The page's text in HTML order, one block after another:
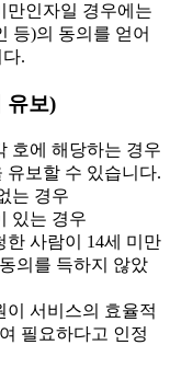
인자일 경우에는
등)의 동의를 얻어
.
유보)
호에 해당하는 경우
유보할 수 있습니다.
는 경우
있는 경우
한 사람이 14세 미만
의를 득하지 않았
이 서비스의 효율적
필요하다고 인정